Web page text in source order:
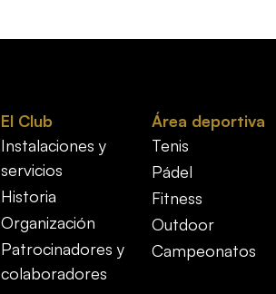
El Club
Instalaciones y
servicios
Historia
Organización
Patrocinadores y
colaboradores
Área deportiva
Tenis
Pádel
Fitness
Outdoor
Campeonatos